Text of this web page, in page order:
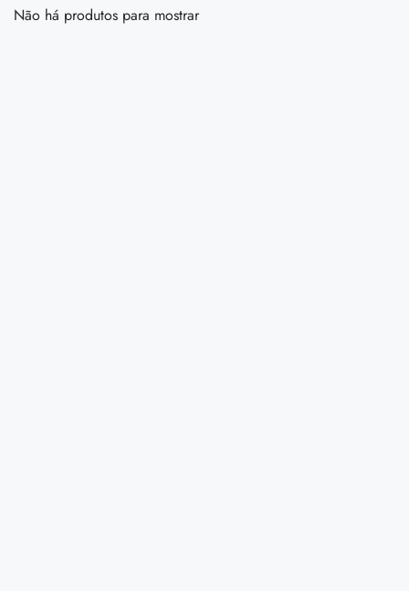
Não há produtos para mostrar